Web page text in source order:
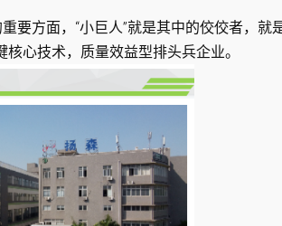
要方面，“小巨人”就是其中的佼佼者，就
心技术，质量效益型排头兵企业。